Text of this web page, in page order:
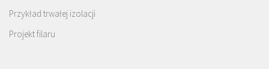
Przykład trwałej izolacji
Projekt filaru